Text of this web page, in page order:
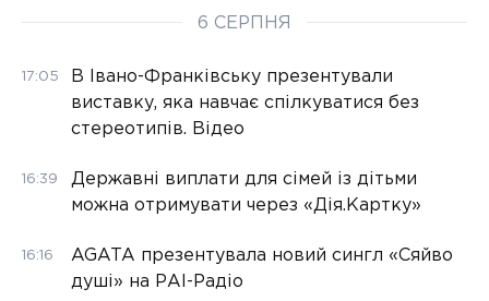
6 СЕРПНЯ
17:05
В Івано-Франківську презентували
виставку, яка навчає спілкуватися без
стереотипів. Відео
16:39
Державні виплати для сімей із дітьми
можна отримувати через «Дія.Картку»
16:16
AGATA презентувала новий сингл «Сяйво
душі» на РАІ-Радіо